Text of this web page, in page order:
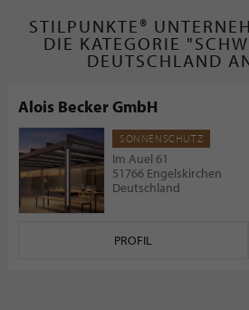
STILPUNKTE®
DIE KATEGORIE
DEUTSCHLAND
Alois Becker GmbH
SONNENSCHUTZ
Im Auel 61
51766 Engelskirchen
Deutschland
PROFIL